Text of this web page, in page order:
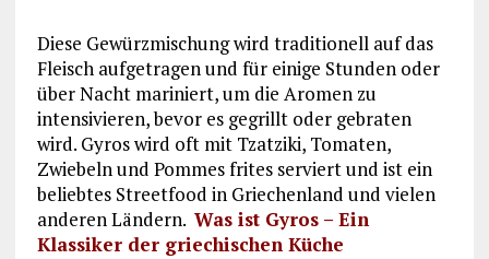
Diese Gewürzmischung wird traditionell auf das
Fleisch aufgetragen und für einige Stunden oder
über Nacht mariniert, um die Aromen zu
intensivieren, bevor es gegrillt oder gebraten
wird. Gyros wird oft mit Tzatziki, Tomaten,
Zwiebeln und Pommes frites serviert und ist ein
beliebtes Streetfood in Griechenland und vielen
anderen Ländern. Was ist Gyros – Ein
Klassiker der griechischen Küche